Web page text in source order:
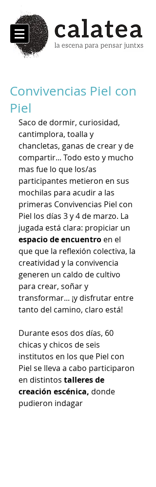
Convivencias Piel con
Piel
Saco de dormir, curiosidad,
cantimplora, toalla y
chancletas, ganas de crear y de
compartir... Todo esto y mucho
mas fue lo que los/as
participantes metieron en sus
mochilas para acudir a las
primeras Convivencias Piel con
Piel los días 3 y 4 de marzo. La
jugada está clara: propiciar un
espacio de encuentro en el
que que la reflexión colectiva, la
creatividad y la convivencia
generen un caldo de cultivo
para crear, soñar y
transformar... ¡y disfrutar entre
tanto del camino, claro está!
Durante esos dos días, 60
chicas y chicos de seis
institutos en los que Piel con
Piel se lleva a cabo participaron
en distintos talleres de
creación escénica, donde
pudieron indagar